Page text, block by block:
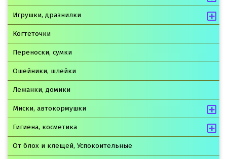
Игрушки, дразнилки
Когтеточки
Переноски, сумки
Ошейники, шлейки
Лежанки, домики
Миски, автокормушки
Гигиена, косметика
От блох и клещей, Успокоительные